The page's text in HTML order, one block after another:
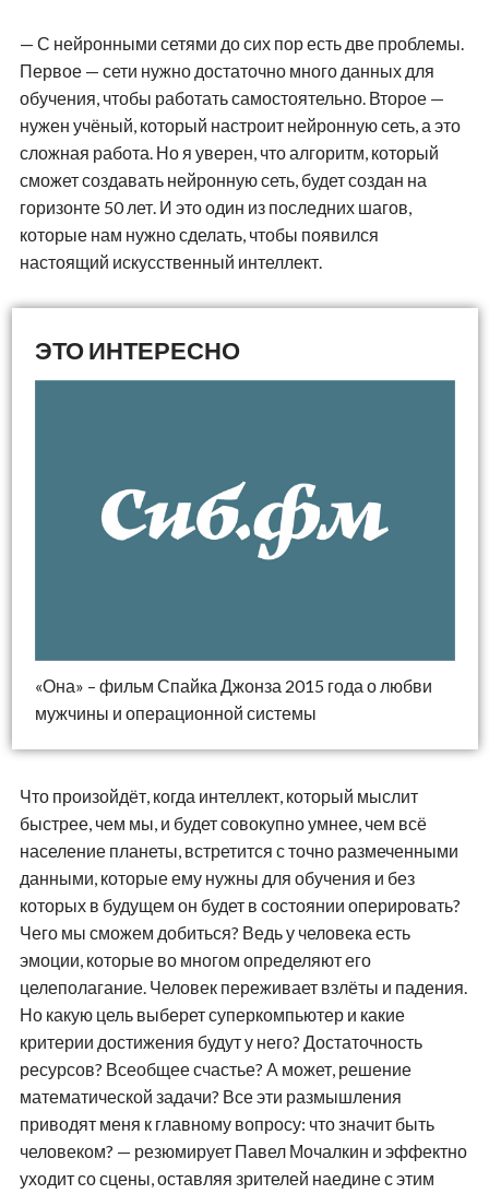
— С нейронными сетями до сих пор есть две проблемы.
Первое — сети нужно достаточно много данных для
обучения, чтобы работать самостоятельно. Второе —
нужен учёный, который настроит нейронную сеть, а это
сложная работа. Но я уверен, что алгоритм, который
сможет создавать нейронную сеть, будет создан на
горизонте 50 лет. И это один из последних шагов,
которые нам нужно сделать, чтобы появился
настоящий искусственный интеллект.
«Она» – фильм Спайка Джонза 2015 года о любви
мужчины и операционной системы
Что произойдёт, когда интеллект, который мыслит
быстрее, чем мы, и будет совокупно умнее, чем всё
население планеты, встретится с точно размеченными
данными, которые ему нужны для обучения и без
которых в будущем он будет в состоянии оперировать?
Чего мы сможем добиться? Ведь у человека есть
эмоции, которые во многом определяют его
целеполагание. Человек переживает взлёты и падения.
Но какую цель выберет суперкомпьютер и какие
критерии достижения будут у него? Достаточность
ресурсов? Всеобщее счастье? А может, решение
математической задачи? Все эти размышления
приводят меня к главному вопросу: что значит быть
человеком? — резюмирует Павел Мочалкин и эффектно
уходит со сцены, оставляя зрителей наедине с этим